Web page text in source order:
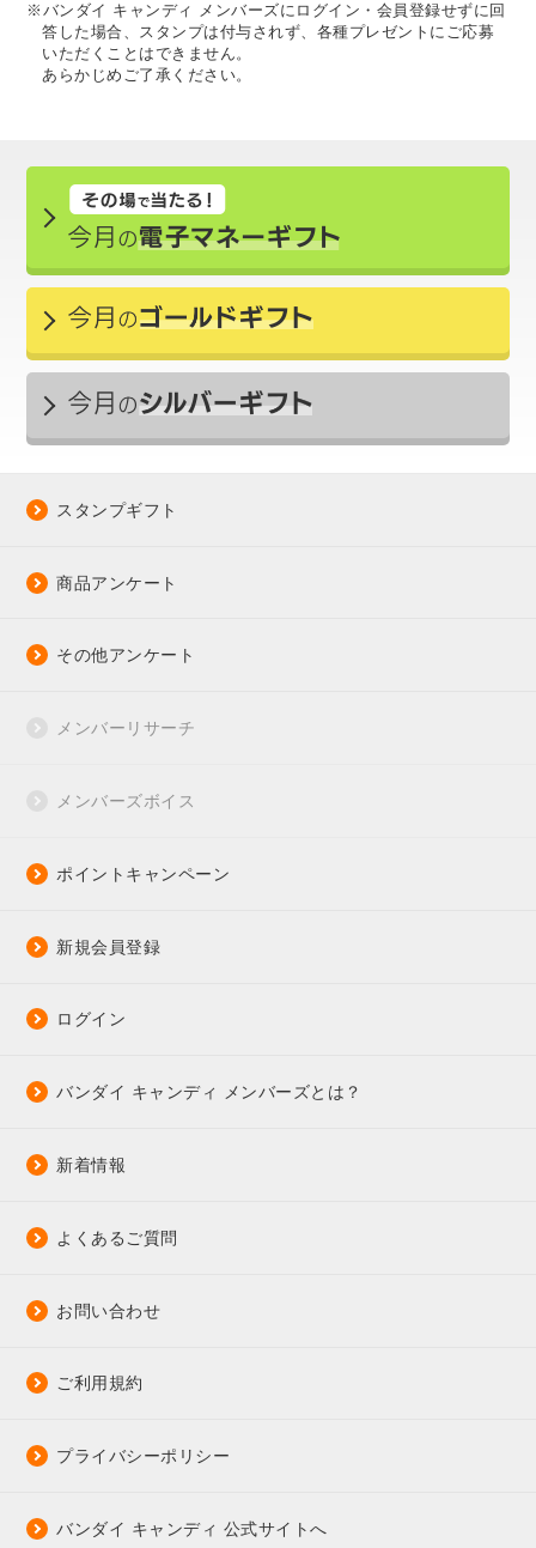
※バンダイ キャンディ メンバーズにログイン・会員登録せずに回
答した場合、スタンプは付与されず、各種プレゼントにご応募
いただくことはできません。
あらかじめご了承ください。
スタンプギフト
商品アンケート
その他アンケート
メンバーリサーチ
メンバーズボイス
ポイントキャンペーン
新規会員登録
ログイン
バンダイ キャンディ メンバーズとは？
新着情報
よくあるご質問
お問い合わせ
ご利用規約
プライバシーポリシー
バンダイ キャンディ 公式サイトへ